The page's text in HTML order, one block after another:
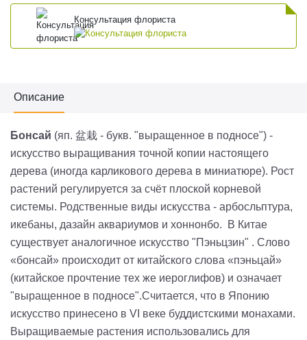
Консультация флориста
Описание
Бонсай (яп. 盆栽 - букв. "выращенное в подносе") -
искусство выращивания точной копии настоящего
дерева (иногда карликового дерева в миниатюре). Рост
растений регулируется за счёт плоской корневой
системы. Родственные виды искусства - арбосльптура,
икебаны, дазайн аквариумов и хоннонбо. В Китае
существует аналогичное искусство "Пэньцзин" . Слово
«бонсай» происходит от китайского слова «пэньцай»
(китайское прочтение тех же иероглифов) и означает
"выращенное в подносе".Считается, что в Японию
искусство принесено в VI веке буддистскими монахами.
Выращиваемые растения использовались для